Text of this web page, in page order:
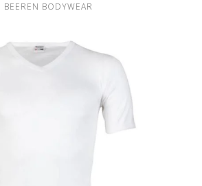
BEEREN BODYWEAR